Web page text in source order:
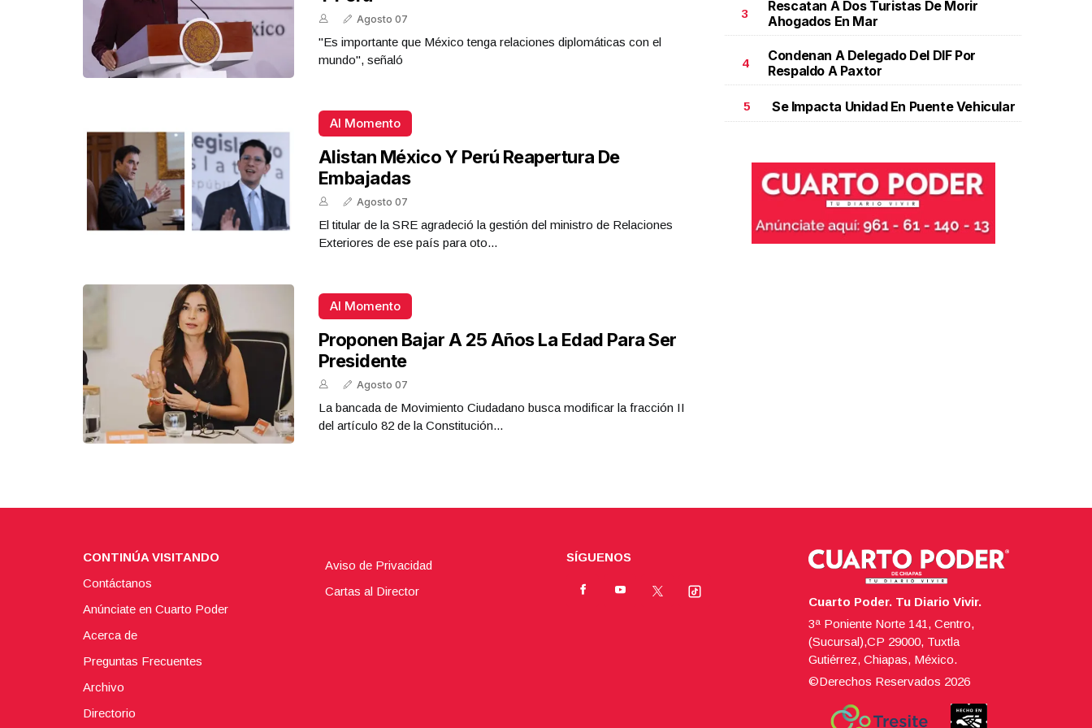
Agosto 07
"Es importante que México tenga relaciones diplomáticas con el
mundo", señaló
Al Momento
Alistan México Y Perú Reapertura De
Embajadas
Agosto 07
El titular de la SRE agradeció la gestión del ministro de Relaciones
Exteriores de ese país para oto...
Al Momento
Proponen Bajar A 25 Años La Edad Para Ser
Presidente
Agosto 07
La bancada de Movimiento Ciudadano busca modificar la fracción II
del artículo 82 de la Constitución...
Octubre 21 l 3 Visitas
3
Rescatan A Dos Turistas De Morir
Ahogados En Mar
4
Condenan A Delegado Del DIF Por
Respaldo A Paxtor
5 Se Impacta Unidad En Puente Vehicular
CONTINÚA VISITANDO
Contáctanos
Anúnciate en Cuarto Poder
Acerca de
Preguntas Frecuentes
Archivo
Directorio
Aviso de Privacidad
Cartas al Director
SÍGUENOS
Cuarto Poder. Tu Diario Vivir.
3ª Poniente Norte 141, Centro,
(Sucursal),CP 29000, Tuxtla
Gutiérrez, Chiapas, México.
©Derechos Reservados 2026